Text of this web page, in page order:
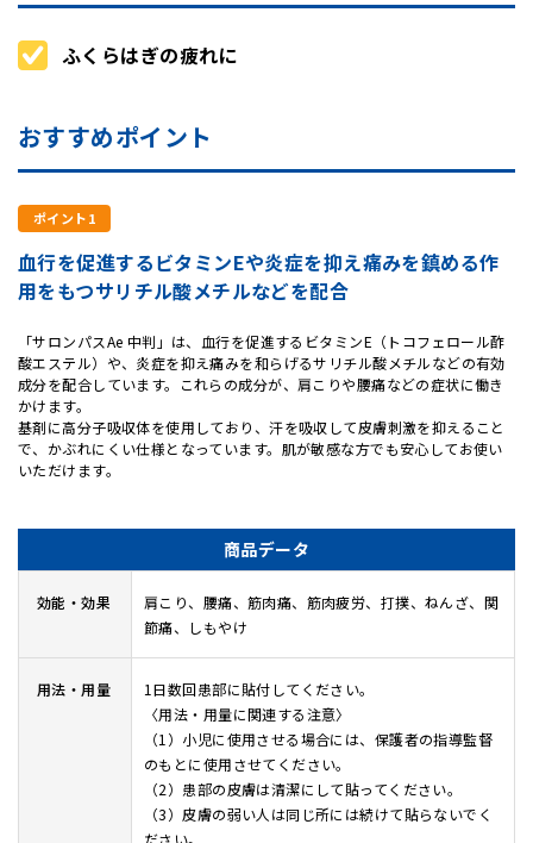
ふくらはぎの疲れに
おすすめポイント
ポイント1
血行を促進するビタミンEや炎症を抑え痛みを鎮める作
用をもつサリチル酸メチルなどを配合
「サロンパスAe 中判」は、血行を促進するビタミンE（トコフェロール酢
酸エステル）や、炎症を抑え痛みを和らげるサリチル酸メチルなどの有効
成分を配合しています。これらの成分が、肩こりや腰痛などの症状に働き
かけます。
基剤に高分子吸収体を使用しており、汗を吸収して皮膚刺激を抑えること
で、かぶれにくい仕様となっています。肌が敏感な方でも安心してお使い
いただけます。
商品データ
効能・効果
肩こり、腰痛、筋肉痛、筋肉疲労、打撲、ねんざ、関
節痛、しもやけ
用法・用量
1日数回患部に貼付してください。
〈用法・用量に関連する注意〉
（1）小児に使用させる場合には、保護者の指導監督
のもとに使用させてください。
（2）患部の皮膚は清潔にして貼ってください。
（3）皮膚の弱い人は同じ所には続けて貼らないでく
ださい。